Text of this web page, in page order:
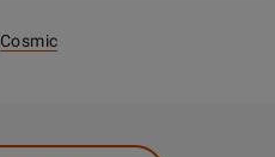
Cosmic